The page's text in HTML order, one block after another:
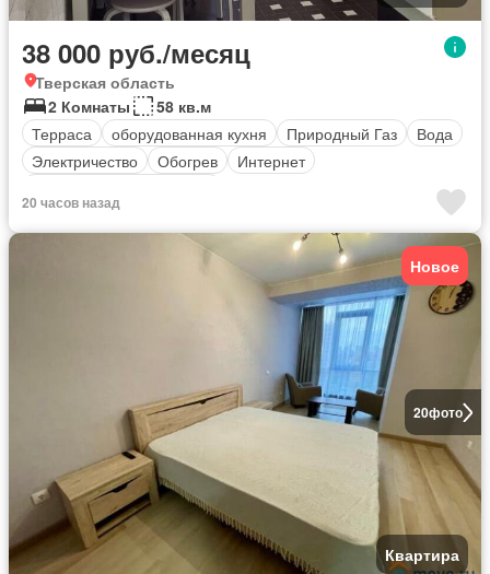
38 000 руб./месяц
Тверская область
2 Комнаты
58 кв.м
Терраса
оборудованная кухня Природный Газ
Вода
Электричество
Обогрев
Интернет
20 часов назад
20фото
Новое
Квартира